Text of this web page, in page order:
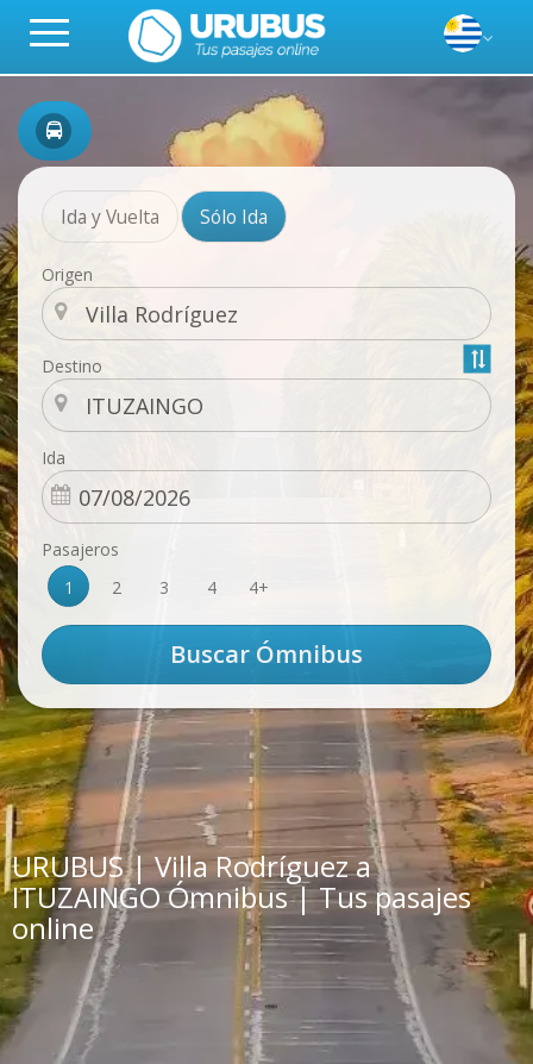
Ida y Vuelta Sólo Ida
Origen
Destino
Ida
Pasajeros
1
2 3 4 4+
URUBUS | Villa Rodríguez a
ITUZAINGO Ómnibus | Tus pasajes
online